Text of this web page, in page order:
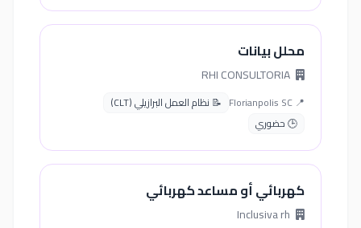
محلل بيانات
📍 Florianpolis SC
📝 نظام العمل البرازيلي (CLT)
🕒 حضوري
كهربائي أو مساعد كهربائي